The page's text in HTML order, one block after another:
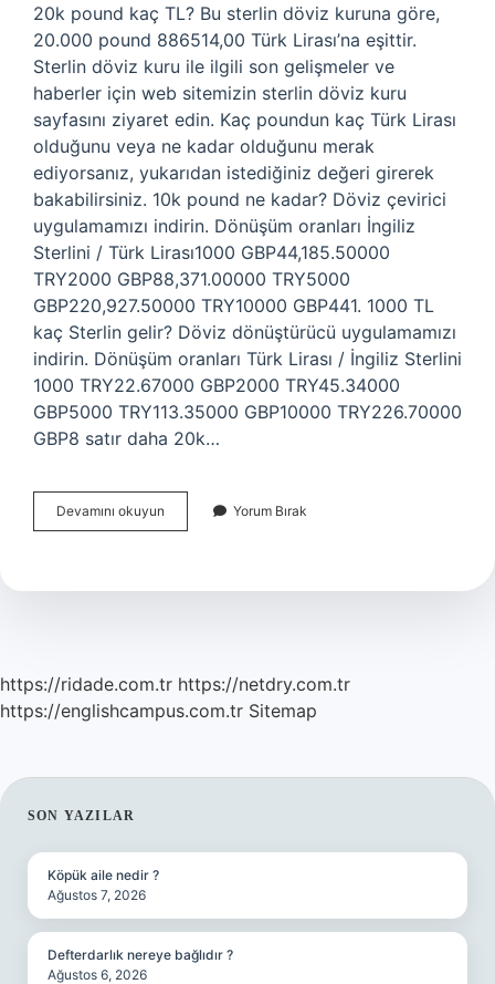
20k pound kaç TL? Bu sterlin döviz kuruna göre,
20.000 pound 886514,00 Türk Lirası’na eşittir.
Sterlin döviz kuru ile ilgili son gelişmeler ve
haberler için web sitemizin sterlin döviz kuru
sayfasını ziyaret edin. Kaç poundun kaç Türk Lirası
olduğunu veya ne kadar olduğunu merak
ediyorsanız, yukarıdan istediğiniz değeri girerek
bakabilirsiniz. 10k pound ne kadar? Döviz çevirici
uygulamamızı indirin. Dönüşüm oranları İngiliz
Sterlini / Türk Lirası1000 GBP44,185.50000
TRY2000 GBP88,371.00000 TRY5000
GBP220,927.50000 TRY10000 GBP441. 1000 TL
kaç Sterlin gelir? Döviz dönüştürücü uygulamamızı
indirin. Dönüşüm oranları Türk Lirası / İngiliz Sterlini
1000 TRY22.67000 GBP2000 TRY45.34000
GBP5000 TRY113.35000 GBP10000 TRY226.70000
GBP8 satır daha 20k…
Devamını okuyun
Tl
Yorum Bırak
https://ridade.com.tr https://netdry.com.tr
https://englishcampus.com.tr Sitemap
SIDEBAR
SON YAZILAR
Köpük aile nedir ?
Ağustos 7, 2026
Defterdarlık nereye bağlıdır ?
Ağustos 6, 2026